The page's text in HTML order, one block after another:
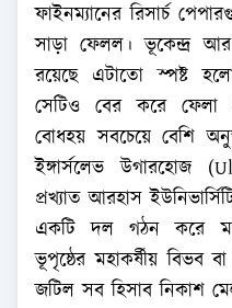
ফাইনম্যানের রিসার্চ
সাড়া ফেলল। ভূকেন্দ্র আর
রয়েছে এটাতো স্পষ্ট
সেটিও বের করে
বোধহয় সবচেয়ে বেশি
ইঙ্গার্সলেভ উগারহোজ
প্রখ্যাত আরহাস
একটি দল গঠন করে
ভূপৃষ্ঠের মহাকর্ষীয়
জটিল সব হিসাব নিকাশ